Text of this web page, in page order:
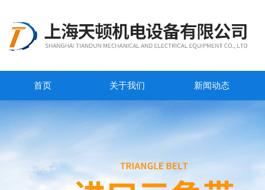
首页 关于我们 新闻动态